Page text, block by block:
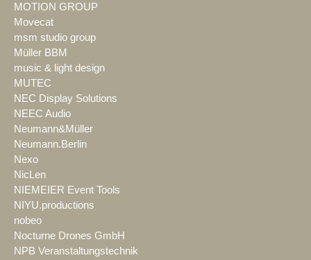
MOTION GROUP
Movecat
msm studio group
Müller BBM
music & light design
MUTEC
NEC Display Solutions
NEEC Audio
Neumann&Müller
Neumann.Berlin
Nexo
NicLen
NIEMEIER Event Tools
NIYU.productions
nobeo
Nocturne Drones GmbH
NPB Veranstaltungstechnik